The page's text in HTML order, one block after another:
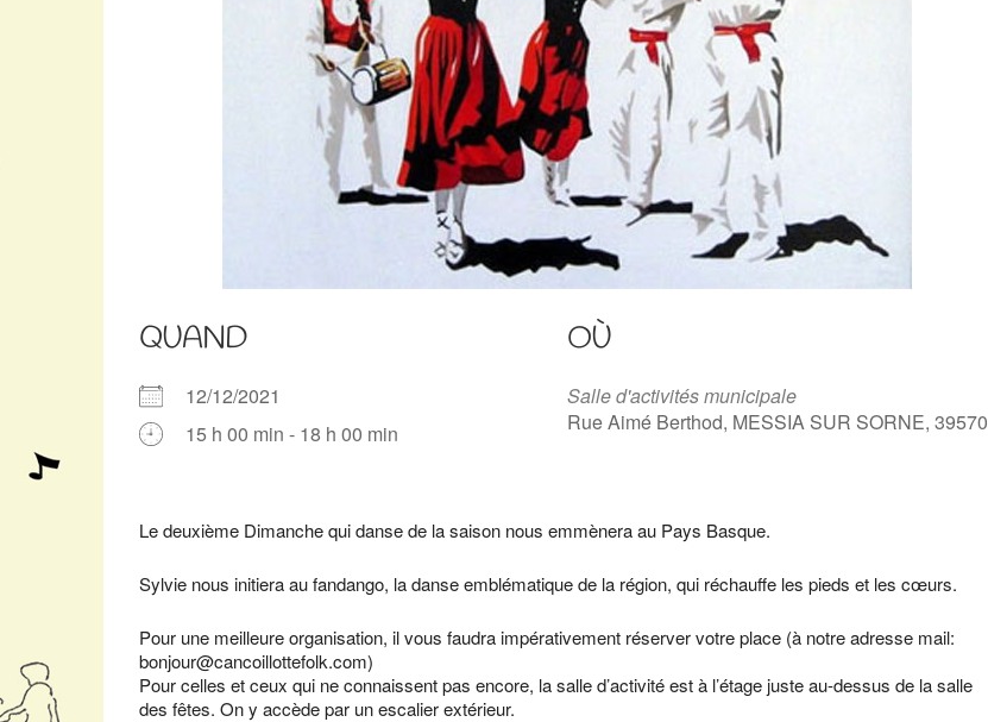
QUAND
12/12/2021
15 h 00 min - 18 h 00 min
OÙ
Salle d'activités municipale
Rue Aimé Berthod, MESSIA SUR SORNE, 39570
Le deuxième Dimanche qui danse de la saison nous emmènera au Pays Basque.
Sylvie nous initiera au fandango, la danse emblématique de la région, qui réchauffe les pieds et les cœurs.
Pour une meilleure organisation, il vous faudra impérativement réserver votre place (à notre adresse mail:
bonjour@cancoillottefolk.com)
Pour celles et ceux qui ne connaissent pas encore, la salle d’activité est à l’étage juste au-dessus de la salle
des fêtes. On y accède par un escalier extérieur.